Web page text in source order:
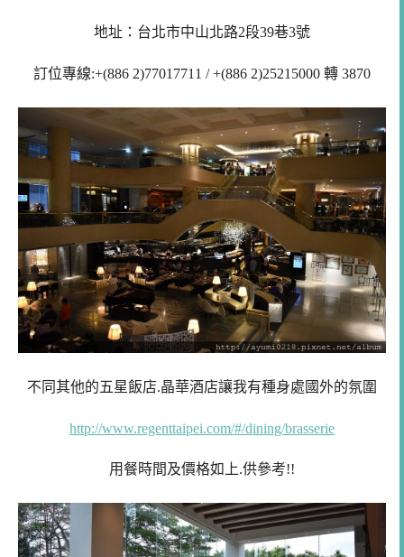
地址：台北市中山北路2段39巷3號
訂位專線:+(886 2)77017711 / +(886 2)25215000 轉 3870
不同其他的五星飯店.晶華酒店讓我有種身處國外的氛圍
http://www.regenttaipei.com/#/dining/brasserie
用餐時間及價格如上.供參考!!